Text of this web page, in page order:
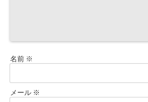
名前 ※
メール ※